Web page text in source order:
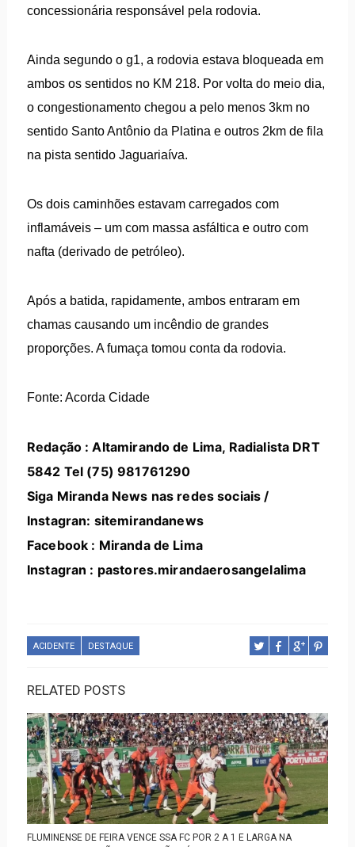
concessionária responsável pela rodovia.
Ainda segundo o g1, a rodovia estava bloqueada em
ambos os sentidos no KM 218. Por volta do meio dia,
o congestionamento chegou a pelo menos 3km no
sentido Santo Antônio da Platina e outros 2km de fila
na pista sentido Jaguariaíva.
Os dois caminhões estavam carregados com
inflamáveis – um com massa asfáltica e outro com
nafta (derivado de petróleo).
Após a batida, rapidamente, ambos entraram em
chamas causando um incêndio de grandes
proporções. A fumaça tomou conta da rodovia.
Fonte: Acorda Cidade
Redação : Altamirando de Lima, Radialista DRT
5842 Tel (75) 981761290
Siga Miranda News nas redes sociais /
Instagran: sitemirandanews
Facebook : Miranda de Lima
Instagran : pastores.mirandaerosangelalima
ACIDENTE DESTAQUE
RELATED POSTS
FLUMINENSE DE FEIRA VENCE SSA FC POR 2 A 1 E LARGA NA